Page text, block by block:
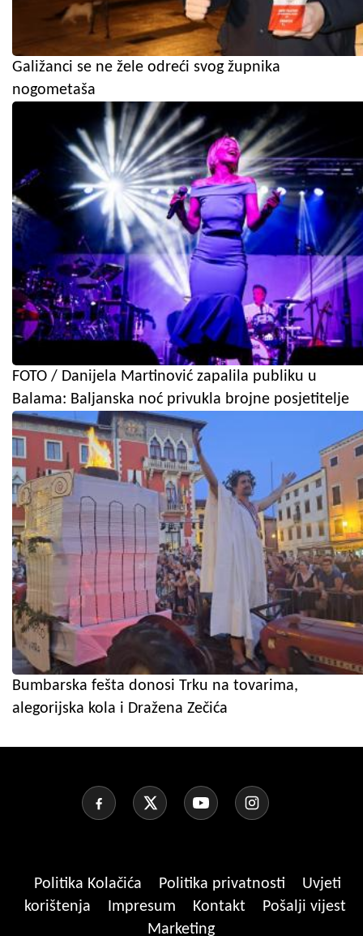
Galižanci se ne žele odreći svog župnika
nogometaša
FOTO / Danijela Martinović zapalila publiku u
Balama: Baljanska noć privukla brojne posjetitelje
Bumbarska fešta donosi Trku na tovarima,
alegorijska kola i Dražena Zečića
Politika Kolačića Politika privatnosti
Uvjeti
korištenja
Impresum Kontakt
Pošalji vijest
Marketing